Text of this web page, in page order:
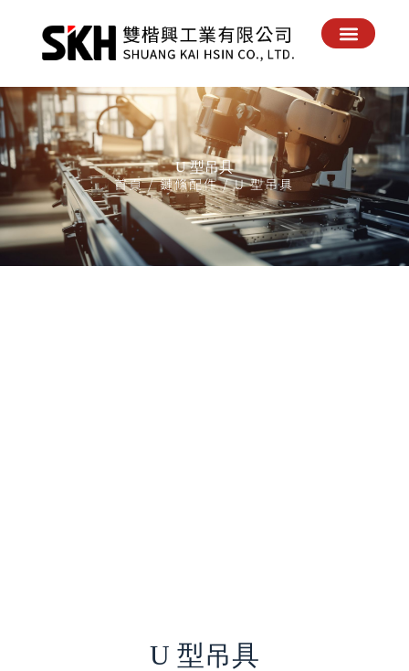
U 型吊具
首頁/鏈條配件/ U 型吊具
U 型吊具